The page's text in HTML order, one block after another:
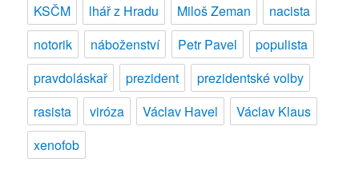
KSČM
lhář z Hradu Miloš Zeman
nacista
notorik
náboženství Petr Pavel
populista
pravdoláskař
prezident
prezidentské volby
rasista
viróza Václav Havel
Václav Klaus
xenofob